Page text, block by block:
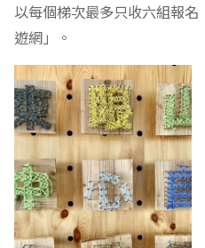
以每個梯次最多只收六組報
遊網」。